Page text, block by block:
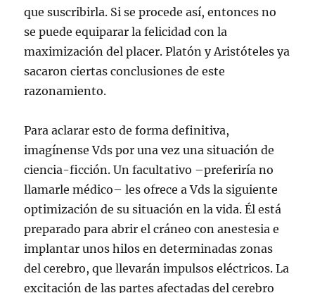
que suscribirla. Si se procede así, entonces no
se puede equiparar la felicidad con la
maximización del placer. Platón y Aristóteles ya
sacaron ciertas conclusiones de este
razonamiento.
Para aclarar esto de forma definitiva,
imagínense Vds por una vez una situación de
ciencia-ficción. Un facultativo –preferiría no
llamarle médico– les ofrece a Vds la siguiente
optimización de su situación en la vida. Él está
preparado para abrir el cráneo con anestesia e
implantar unos hilos en determinadas zonas
del cerebro, que llevarán impulsos eléctricos. La
excitación de las partes afectadas del cerebro